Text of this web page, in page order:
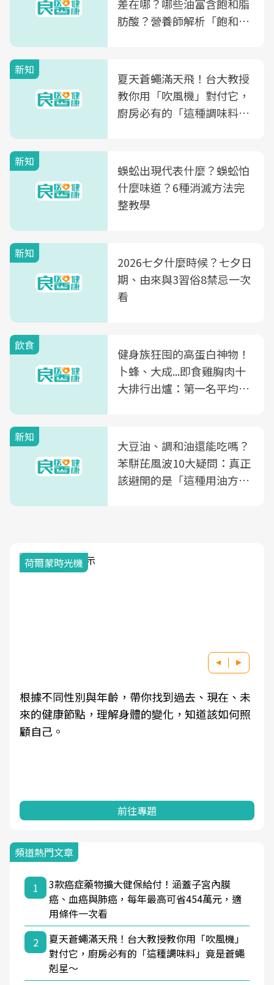
差在哪？哪些油富含飽和脂
肪酸？營養師解析「飽和脂
新知
夏天蒼蠅滿天飛！台大教授
教你用「吹風機」對付它，
廚房必有的「這種調味料」
新知
蜈蚣出現代表什麼？蜈蚣怕
什麼味道？6種消滅方法完
整教學
新知
2026七夕什麼時候？七夕日
期、由來與3習俗8禁忌一次
看
飲食
健身族狂囤的高蛋白神物！
卜蜂、大成...即食雞胸肉十
大排行出爐：第一名平均一
新知
大豆油、調和油還能吃嗎？
苯駢芘風波10大疑問：真正
該避開的是「這種用油方
荷爾蒙時光機
根據不同性別與年齡，帶你找到過去、現在、未
來的健康節點，理解身體的變化，知道該如何照
顧自己。
前往專題
頻道熱門文章
1
3款癌症藥物擴大健保給付！涵蓋子宮內膜
癌、血癌與肺癌，每年最高可省454萬元，適
用條件一次看
2
夏天蒼蠅滿天飛！台大教授教你用「吹風機」
對付它，廚房必有的「這種調味料」竟是蒼蠅
剋星～